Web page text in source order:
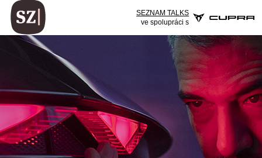
SEZNAM TALKS
ve spolupráci s